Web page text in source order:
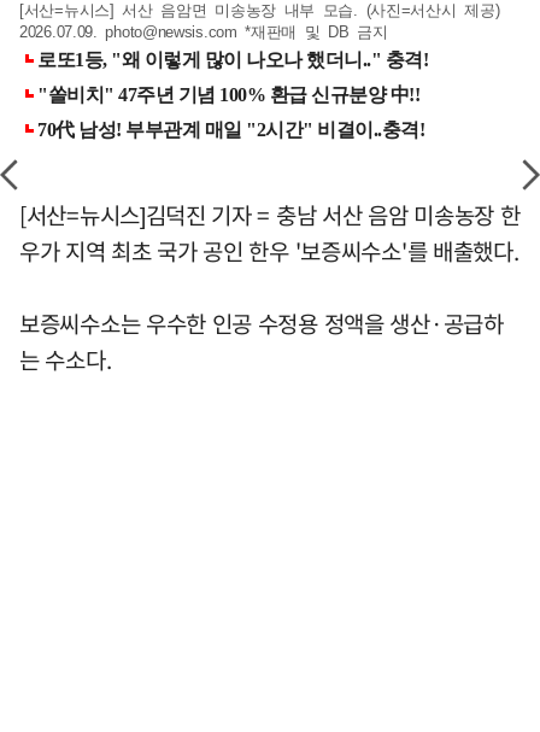
[서산=뉴시스] 서산 음암면 미송농장 내부 모습. (사진=서산시 제공)
2026.07.09.photo@newsis.com *재판매 및 DB 금지
[서산=뉴시스]김덕진 기자 = 충남 서산 음암 미송농장 한
우가 지역 최초 국가 공인 한우 '보증씨수소'를 배출했다.
보증씨수소는 우수한 인공 수정용 정액을 생산·공급하
는 수소다.